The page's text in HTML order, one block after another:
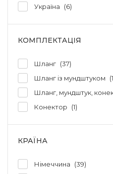
Україна
6
КОМПЛЕКТАЦІЯ
Конектор 1
Шланг
37
Шланг із мундштуком
Шланг, мундштук,
КРАЇНА
Німеччина 39